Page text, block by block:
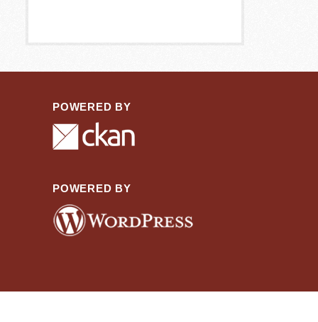
POWERED BY
POWERED BY